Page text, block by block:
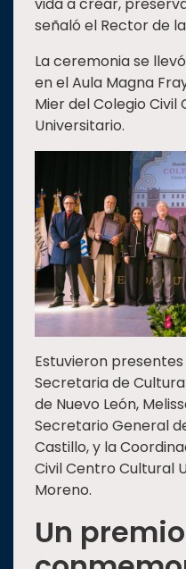
vida a crear,
señaló el Rector de la
La ceremonia se
en el Aula Magna
Mier del Colegio
Universitario.
Estuvieron
Secretaria de
de Nuevo León,
Secretario General
Castillo, y la
Civil Centro Cultural
Moreno.
Un